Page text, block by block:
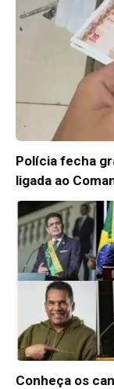
Polícia fecha
ligada ao
Conheça os